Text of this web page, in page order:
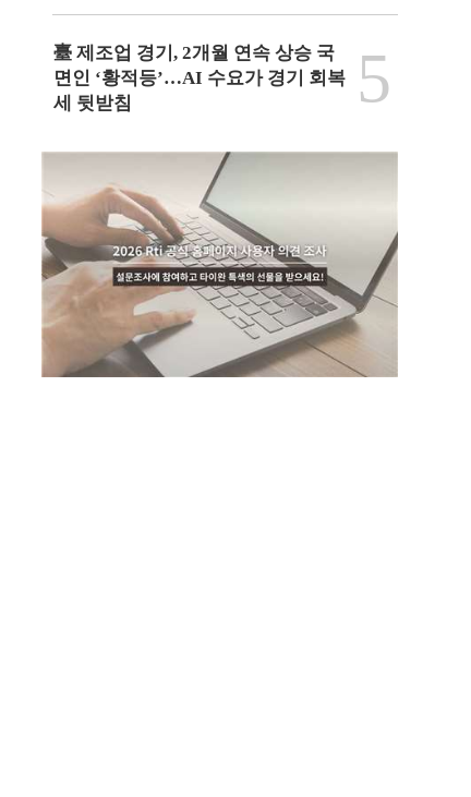
臺 제조업 경기, 2개월 연속 상승 국
면인 ‘황적등’…AI 수요가 경기 회복
세 뒷받침
5